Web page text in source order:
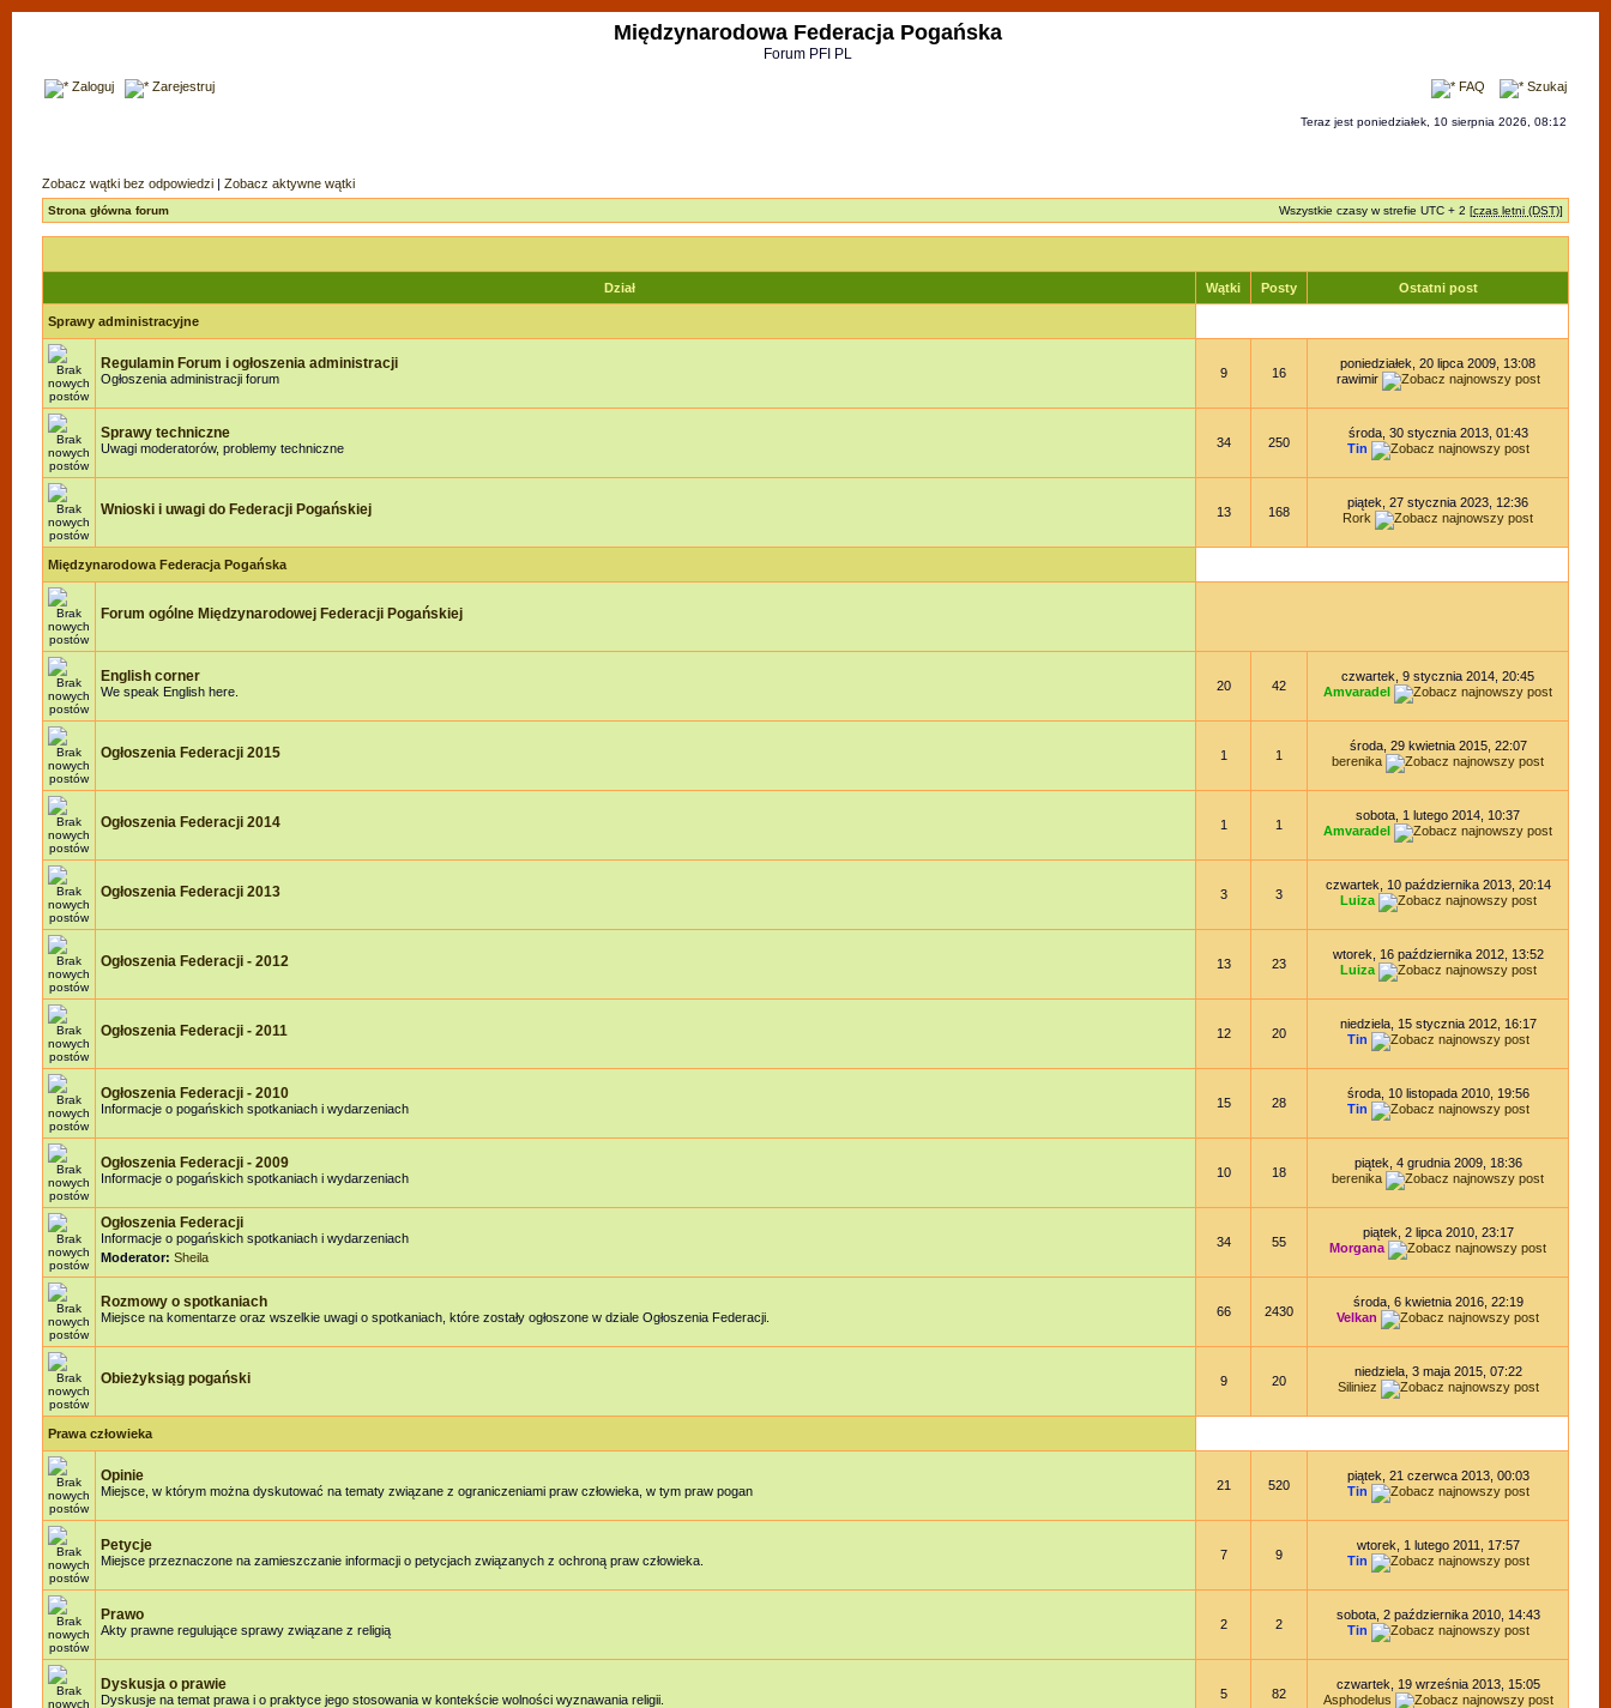
Międzynarodowa Federacja Pogańska
Forum PFI PL
Zaloguj Zarejestruj FAQ Szukaj
Teraz jest poniedziałek, 10 sierpnia 2026, 08:12
Zobacz wątki bez odpowiedzi | Zobacz aktywne wątki
Strona główna forum Wszystkie czasy w strefie UTC + 2 [czas letni (DST)]
Dział Wątki Posty Ostatni post
Sprawy administracyjne
Regulamin Forum i ogłoszenia administracji
Ogłoszenia administracji forum 9 16
poniedziałek, 20 lipca 2009, 13:08
rawimir
Sprawy techniczne
Uwagi moderatorów, problemy techniczne 34 250
środa, 30 stycznia 2013, 01:43
Tin
Wnioski i uwagi do Federacji Pogańskiej 13 168
piątek, 27 stycznia 2023, 12:36
Rork
Międzynarodowa Federacja Pogańska
Forum ogólne Międzynarodowej Federacji Pogańskiej
English corner
We speak English here. 20 42
czwartek, 9 stycznia 2014, 20:45
Amvaradel
Ogłoszenia Federacji 2015 1 1
środa, 29 kwietnia 2015, 22:07
berenika
Ogłoszenia Federacji 2014 1 1
sobota, 1 lutego 2014, 10:37
Amvaradel
Ogłoszenia Federacji 2013 3 3
czwartek, 10 października 2013, 20:14
Luiza
Ogłoszenia Federacji - 2012 13 23
wtorek, 16 października 2012, 13:52
Luiza
Ogłoszenia Federacji - 2011 12 20
niedziela, 15 stycznia 2012, 16:17
Tin
Ogłoszenia Federacji - 2010
Informacje o pogańskich spotkaniach i wydarzeniach 15 28
środa, 10 listopada 2010, 19:56
Tin
Ogłoszenia Federacji - 2009
Informacje o pogańskich spotkaniach i wydarzeniach 10 18
piątek, 4 grudnia 2009, 18:36
berenika
Ogłoszenia Federacji
Informacje o pogańskich spotkaniach i wydarzeniach
Moderator: Sheila
34 55
piątek, 2 lipca 2010, 23:17
Morgana
Rozmowy o spotkaniach
Miejsce na komentarze oraz wszelkie uwagi o spotkaniach, które zostały ogłoszone w dziale Ogłoszenia Federacji. 66 2430
środa, 6 kwietnia 2016, 22:19
Velkan
Obieżyksiąg pogański 9 20
niedziela, 3 maja 2015, 07:22
Siliniez
Prawa człowieka
Opinie
Miejsce, w którym można dyskutować na tematy związane z ograniczeniami praw człowieka, w tym praw pogan 21 520
piątek, 21 czerwca 2013, 00:03
Tin
Petycje
Miejsce przeznaczone na zamieszczanie informacji o petycjach związanych z ochroną praw człowieka. 7 9
wtorek, 1 lutego 2011, 17:57
Tin
Prawo
Akty prawne regulujące sprawy związane z religią 2 2
sobota, 2 października 2010, 14:43
Tin
Dyskusja o prawie
Dyskusje na temat prawa i o praktyce jego stosowania w kontekście wolności wyznawania religii. 5 82
czwartek, 19 września 2013, 15:05
Asphodelus